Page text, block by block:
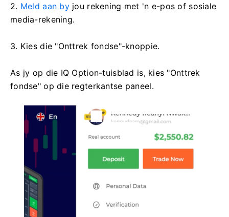
2. Meld aan byjou rekening met 'n e-pos of sosiale
media-rekening.
3. Kies die "Onttrek fondse"-knoppie.
As jy op die IQ Option-tuisblad is, kies "Onttrek
fondse" op die regterkantse paneel.